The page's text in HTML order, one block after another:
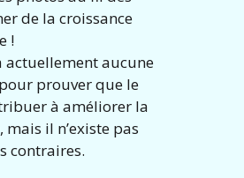
de la croissance
!
actuellement aucune
prouver que le
à améliorer la
il n’existe pas
contraires.